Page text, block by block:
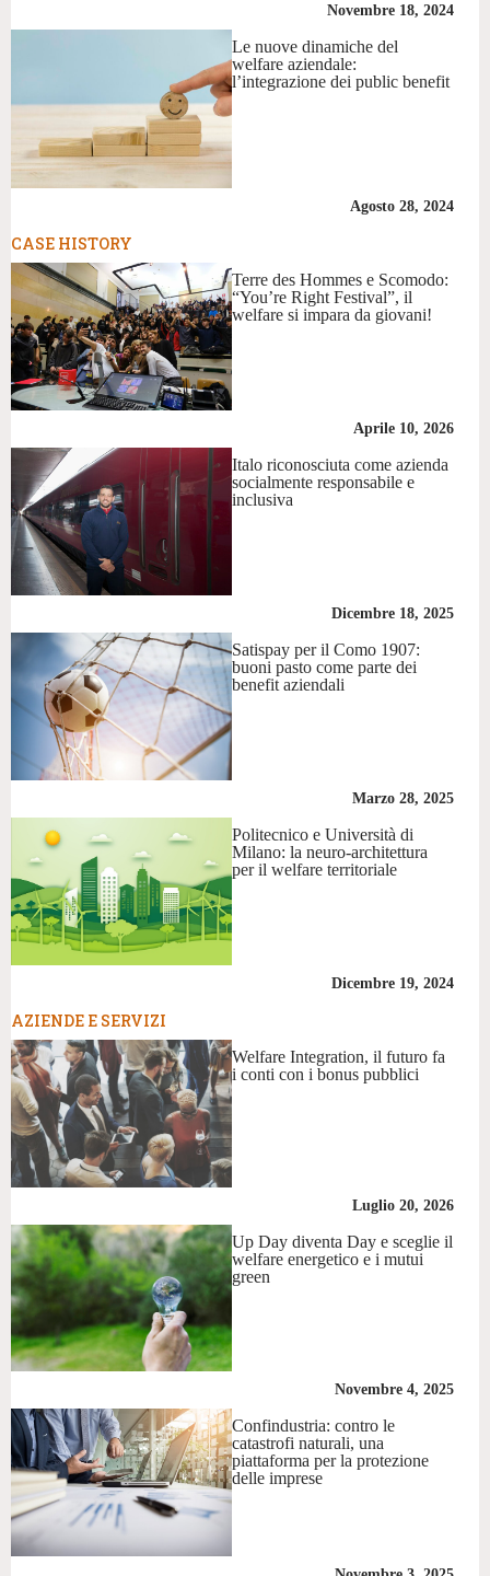
Novembre 18, 2024
Le nuove dinamiche del
welfare aziendale:
l’integrazione dei public benefit
Agosto 28, 2024
CASE HISTORY
Terre des Hommes e Scomodo:
“You’re Right Festival”, il
welfare si impara da giovani!
Aprile 10, 2026
Italo riconosciuta come azienda
socialmente responsabile e
inclusiva
Dicembre 18, 2025
Satispay per il Como 1907:
buoni pasto come parte dei
benefit aziendali
Marzo 28, 2025
Politecnico e Università di
Milano: la neuro-architettura
per il welfare territoriale
Dicembre 19, 2024
AZIENDE E SERVIZI
Welfare Integration, il futuro fa
i conti con i bonus pubblici
Luglio 20, 2026
Up Day diventa Day e sceglie il
welfare energetico e i mutui
green
Novembre 4, 2025
Confindustria: contro le
catastrofi naturali, una
piattaforma per la protezione
delle imprese